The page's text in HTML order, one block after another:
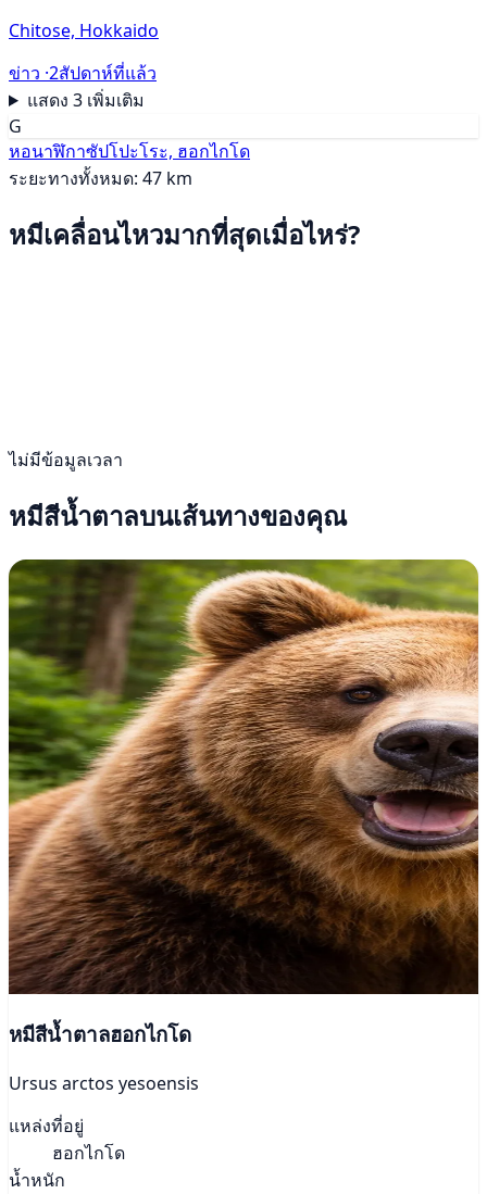
Chitose, Hokkaido
ข่าว ·2สัปดาห์ที่แล้ว
แสดง 3 เพิ่มเติม
G
หอนาฬิกาซัปโปะโระ, ฮอกไกโด
ระยะทางทั้งหมด: 47 km
หมีเคลื่อนไหวมากที่สุดเมื่อไหร่?
ไม่มีข้อมูลเวลา
หมีสีน้ำตาลบนเส้นทางของคุณ
หมีสีน้ำตาลฮอกไกโด
Ursus arctos yesoensis
แหล่งที่อยู่
ฮอกไกโด
น้ำหนัก